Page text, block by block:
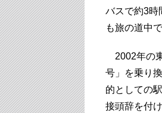
バスで約3時
も旅の道中
2002年の
号」を乗り
的としての
接頭辞を付